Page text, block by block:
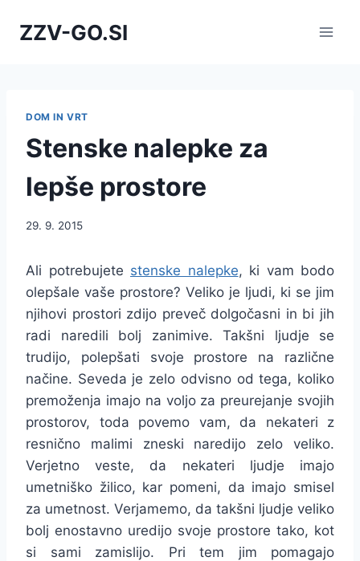
ZZV-GO.SI
DOM IN VRT
Stenske nalepke za
lepše prostore
29. 9. 2015
Ali potrebujete stenske nalepke, ki vam bodo
olepšale vaše prostore? Veliko je ljudi, ki se jim
njihovi prostori zdijo preveč dolgočasni in bi jih
radi naredili bolj zanimive. Takšni ljudje se
trudijo, polepšati svoje prostore na različne
načine. Seveda je zelo odvisno od tega, koliko
premoženja imajo na voljo za preurejanje svojih
prostorov, toda povemo vam, da nekateri z
resnično malimi zneski naredijo zelo veliko.
Verjetno veste, da nekateri ljudje imajo
umetniško žilico, kar pomeni, da imajo smisel
za umetnost. Verjamemo, da takšni ljudje veliko
bolj enostavno uredijo svoje prostore tako, kot
si sami zamislijo. Pri tem jim pomagajo